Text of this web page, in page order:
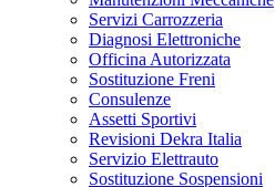
Servizi Carrozzeria
Diagnosi Elettroniche
Officina Autorizzata
Sostituzione Freni
Consulenze
Assetti Sportivi
Revisioni Dekra Italia
Servizio Elettrauto
Sostituzione Sospensioni